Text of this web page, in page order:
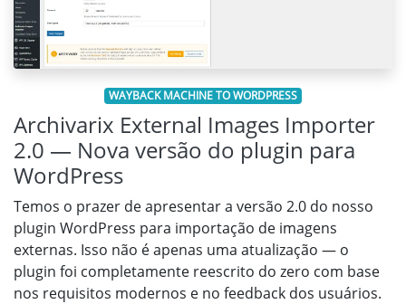
WAYBACK MACHINE TO WORDPRESS
Archivarix External Images Importer
2.0 — Nova versão do plugin para
WordPress
Temos o prazer de apresentar a versão 2.0 do nosso
plugin WordPress para importação de imagens
externas. Isso não é apenas uma atualização — o
plugin foi completamente reescrito do zero com base
nos requisitos modernos e no feedback dos usuários.